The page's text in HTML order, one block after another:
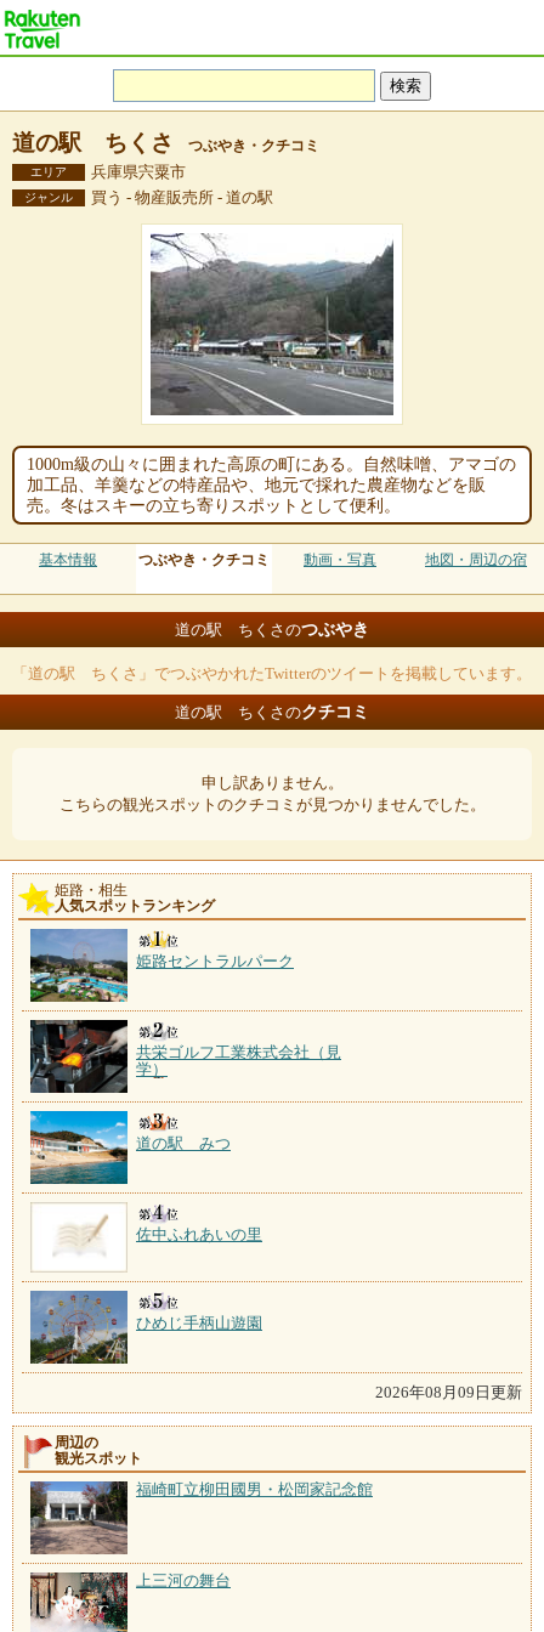
道の駅 ちくさ つぶやき・クチコミ
エリア 兵庫県宍粟市
ジャンル 買う - 物産販売所 - 道の駅
1000m級の山々に囲まれた高原の町にある。自然味噌、アマゴの
加工品、羊羹などの特産品や、地元で採れた農産物などを販
売。冬はスキーの立ち寄りスポットとして便利。
基本情報 つぶやき・クチコミ 動画・写真 地図・周辺の宿
道の駅 ちくさのつぶやき
「道の駅 ちくさ」でつぶやかれたTwitterのツイートを掲載しています。
道の駅 ちくさのクチコミ
申し訳ありません。
こちらの観光スポットのクチコミが見つかりませんでした。
姫路・相生
人気スポットランキング
姫路セントラルパーク
共栄ゴルフ工業株式会社（見
学）
道の駅 みつ
佐中ふれあいの里
ひめじ手柄山遊園
2026年08月09日更新
周辺の
観光スポット
福崎町立柳田國男・松岡家記念館
上三河の舞台